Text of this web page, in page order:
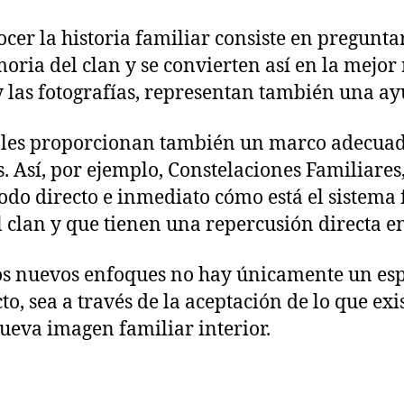
la historia familiar consiste en
del clan y se convierten así en la
las fotografías, representan también una
proporcionan también un marco
Así, por ejemplo, Constelaciones
directo e inmediato cómo está el
y que tienen una repercusión directa
nuevos enfoques no hay únicamente un
sea a través de la aceptación de lo que
imagen familiar interior.